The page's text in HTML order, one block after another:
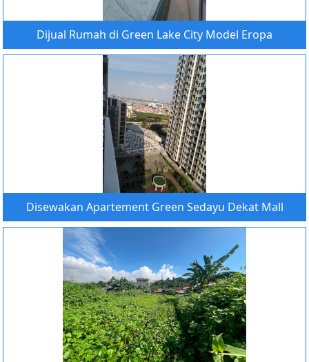
Dijual Rumah di Green Lake City Model Eropa
Disewakan Apartement Green Sedayu Dekat Mall